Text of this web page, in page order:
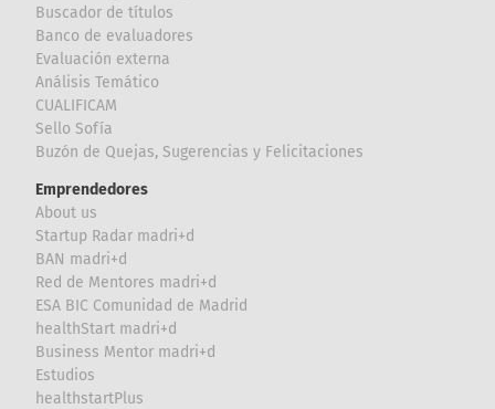
Buscador de títulos
Banco de evaluadores
Evaluación externa
Análisis Temático
CUALIFICAM
Sello Sofía
Buzón de Quejas, Sugerencias y Felicitaciones
Emprendedores
About us
Startup Radar madri+d
BAN madri+d
Red de Mentores madri+d
ESA BIC Comunidad de Madrid
healthStart madri+d
Business Mentor madri+d
Estudios
healthstartPlus